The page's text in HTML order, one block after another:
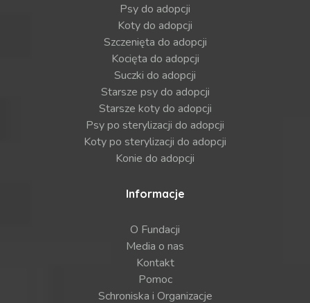
Psy do adopcji
Koty do adopcji
Szczenięta do adopcji
Kocięta do adopcji
Suczki do adopcji
Starsze psy do adopcji
Starsze koty do adopcji
Psy po sterylizacji do adopcji
Koty po sterylizacji do adopcji
Konie do adopcji
Informacje
O Fundacji
Media o nas
Kontakt
Pomoc
Schroniska i Organizacje